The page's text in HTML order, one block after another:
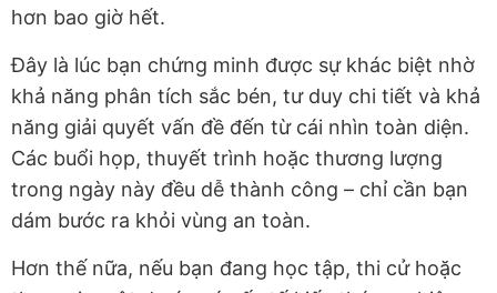
hơn bao giờ hết.
Đây là lúc bạn chứng minh được sự khác biệt nhờ
khả năng phân tích sắc bén, tư duy chi tiết và khả
năng giải quyết vấn đề đến từ cái nhìn toàn diện.
Các buổi họp, thuyết trình hoặc thương lượng
trong ngày này đều dễ thành công – chỉ cần bạn
dám bước ra khỏi vùng an toàn.
Hơn thế nữa, nếu bạn đang học tập, thi cử hoặc